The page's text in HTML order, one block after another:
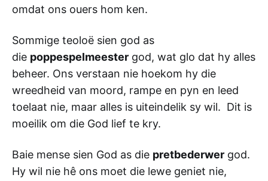
omdat ons ouers hom ken.
Sommige teoloë sien god as
die poppespelmeester god, wat glo dat hy alles
beheer. Ons verstaan nie hoekom hy die
wreedheid van moord, rampe en pyn en leed
toelaat nie, maar alles is uiteindelik sy wil. Dit is
moeilik om die God lief te kry.
Baie mense sien God as die pretbederwer god.
Hy wil nie hê ons moet die lewe geniet nie,